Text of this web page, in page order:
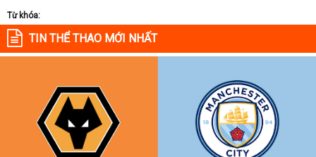
Từ khóa:
TIN THỂ THAO MỚI NHẤT